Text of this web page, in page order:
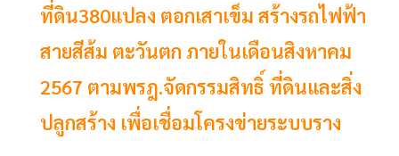
ที่ดิน380แปลง ตอกเสาเข็ม สร้างรถไฟฟ้า
สายสีส้ม ตะวันตก ภายในเดือนสิงหาคม
2567 ตามพรฎ.จัดกรรมสิทธิ์ ที่ดินและสิ่ง
ปลูกสร้าง เพื่อเชื่อมโครงข่ายระบบราง